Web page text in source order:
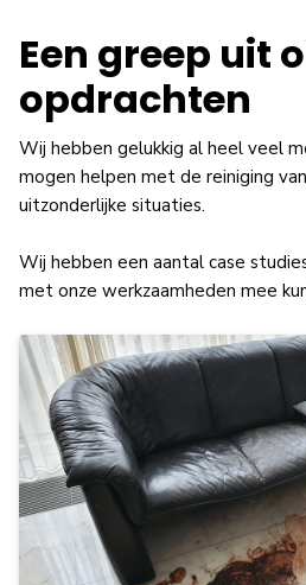
Een greep uit
opdrachten
Wij hebben gelukkig al heel veel
mogen helpen met de reiniging
uitzonderlijke situaties.
Wij hebben een aantal case
met onze werkzaamheden mee